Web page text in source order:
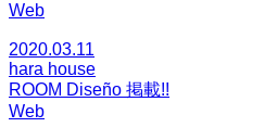
Web
2020.03.11
hara house
ROOM Diseño 掲載!!
Web